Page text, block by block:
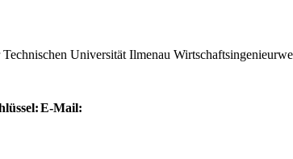
Universität Ilmenau
E-Mail: